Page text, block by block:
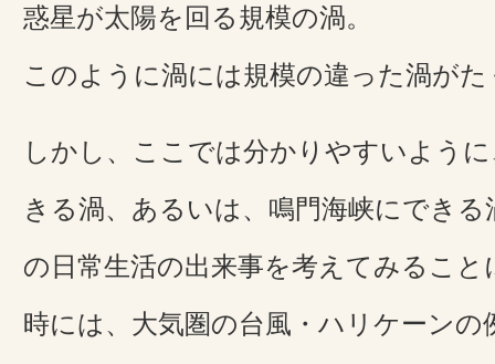
惑星が太陽を回る規模の渦。
このように渦には規模の違った渦が
しかし、ここでは分かりやすいよう
きる渦、あるいは、鳴門海峡にでき
の日常生活の出来事を考えてみること
時には、大気圏の台風・ハリケーンの